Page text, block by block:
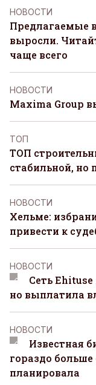
НОВОСТИ
Предлагаемые
выросли.
чаще всего
НОВОСТИ
Maxima Group
ТОП
ТОП
стабильной, но
НОВОСТИ
Хельме:
привести к
НОВОСТИ
Сеть
но выплатила
НОВОСТИ
Известная
гораздо
планировала